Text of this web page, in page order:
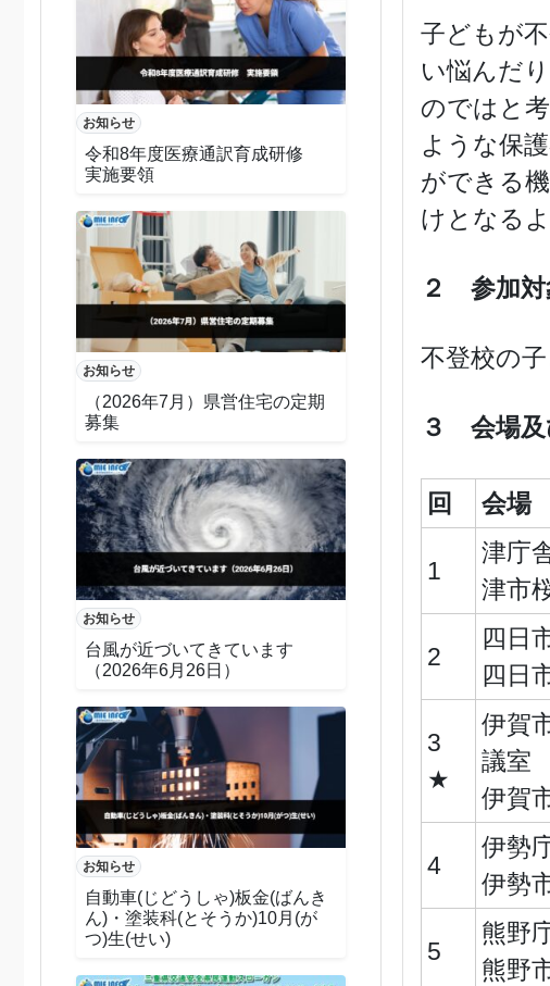
お知らせ
令和8年度医療通訳育成研修
実施要領
お知らせ
（2026年7月）県営住宅の定期
募集
お知らせ
台風が近づいてきています
（2026年6月26日）
お知らせ
自動車(じどうしゃ)板金(ばんき
ん)・塗装科(とそうか)10月(が
つ)生(せい)
子どもが
い悩んだ
のではと
ような保
ができる
けとなる
２ 参加対
不登校の
３ 会場及
回 会場
1
津庁
津市
2
四日
四日
3
★
伊賀
議室
伊賀
4
伊勢
伊勢
5
熊野
熊野